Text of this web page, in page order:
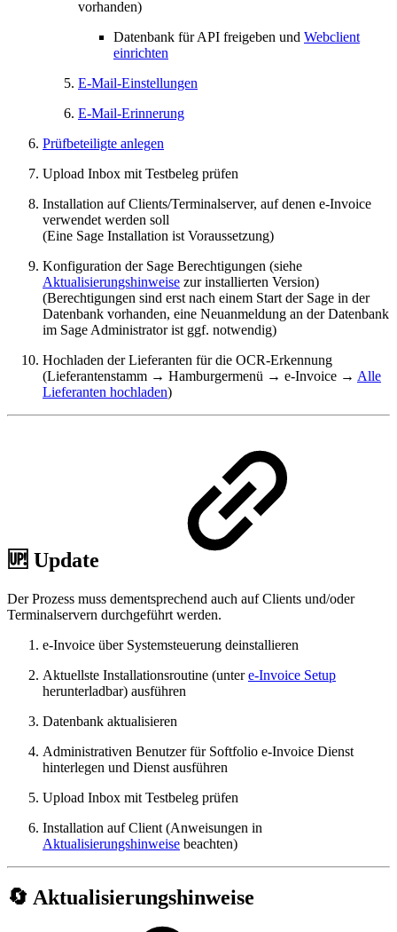
vorhanden)
Datenbank für API freigeben und Webclient
einrichten
E-Mail-Einstellungen
E-Mail-Erinnerung
Prüfbeteiligte anlegen
Upload Inbox mit Testbeleg prüfen
Installation auf Clients/Terminalserver, auf denen e-Invoice
verwendet werden soll
(Eine Sage Installation ist Voraussetzung)
Konfiguration der Sage Berechtigungen (siehe
Aktualisierungshinweise zur installierten Version)
(Berechtigungen sind erst nach einem Start der Sage in der
Datenbank vorhanden, eine Neuanmeldung an der Datenbank
im Sage Administrator ist ggf. notwendig)
Hochladen der Lieferanten für die OCR-Erkennung
(Lieferantenstamm → Hamburgermenü → e-Invoice → Alle
Lieferanten hochladen)
🆙 Update
Der Prozess muss dementsprechend auch auf Clients und/oder
Terminalservern durchgeführt werden.
e-Invoice über Systemsteuerung deinstallieren
Aktuellste Installationsroutine (untere-Invoice Setup
herunterladbar) ausführen
Datenbank aktualisieren
Administrativen Benutzer für Softfolio e-Invoice Dienst
hinterlegen und Dienst ausführen
Upload Inbox mit Testbeleg prüfen
Installation auf Client (Anweisungen in
Aktualisierungshinweise beachten)
🔄 Aktualisierungshinweise